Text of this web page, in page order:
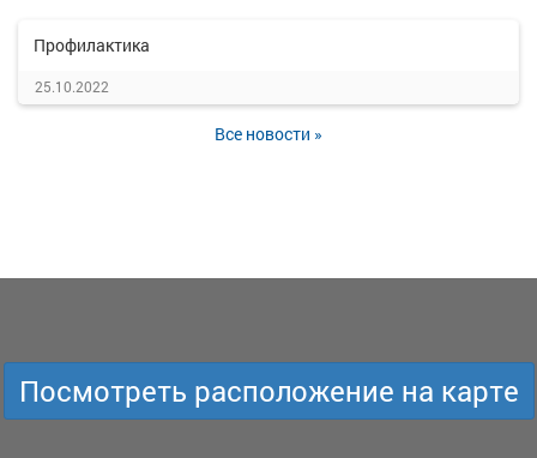
Профилактика
25.10.2022
Все новости »
Посмотреть расположение на карте